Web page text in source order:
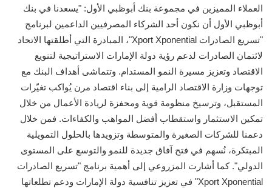
العملاء المميزين في مجموعة بنك أبوظبي الأول: "يسعدنا في بنك
أبوظبي الأول أن نكون أحد الشركاء المصرفيين الداعمين لبرنامج
"تسريع الصادرات Xport Xponential"، المبادرة التي أطلقتها الاتحاد
لائتمان الصادرات لدعم رؤية دولة الإمارات الاستراتيجية لتنويع
الاقتصاد وتعزيز مسيرة النمو المستدام. وتتماشى أهداف البنك مع
توجهات وزارة الاقتصاد الرامية إلى بناء اقتصاد مرن يُواكب تغيّرات
المستقبل، وترسيخ منظومة قوية ومحفزة لريادة الأعمال من خلال
تمكين الاستثمار واستقطاب أفضل المواهب والكفاءات. فمن خلال
دعمنا للشركات الصغيرة والمتوسطة وتزويدها بالحلول التمويلية
المبتكرة، نُسهم في فتح آفاق جديدة للنمو والتوسع على المستوى
الدولي". كما أشارت المزروعي إلى أهمية برنامج "تسريع الصادرات
Xport Xponential" في تعزيز تنافسية دولة الإمارات ودعم تطلعاتها